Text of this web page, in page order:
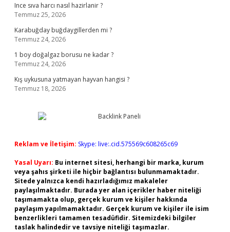
Ince sıva harcı nasıl hazirlanir ?
Temmuz 25, 2026
Karabuğday buğdaygillerden mi ?
Temmuz 24, 2026
1 boy doğalgaz borusu ne kadar ?
Temmuz 24, 2026
Kış uykusuna yatmayan hayvan hangisi ?
Temmuz 18, 2026
Reklam ve İletişim: Skype: live:.cid.575569c608265c69
Yasal Uyarı: Bu internet sitesi, herhangi bir marka, kurum
veya şahıs şirketi ile hiçbir bağlantısı bulunmamaktadır.
Sitede yalnızca kendi hazırladığımız makaleler
paylaşılmaktadır. Burada yer alan içerikler haber niteliği
taşımamakta olup, gerçek kurum ve kişiler hakkında
paylaşım yapılmamaktadır. Gerçek kurum ve kişiler ile isim
benzerlikleri tamamen tesadüfidir. Sitemizdeki bilgiler
taslak halindedir ve tavsiye niteliği taşımazlar.